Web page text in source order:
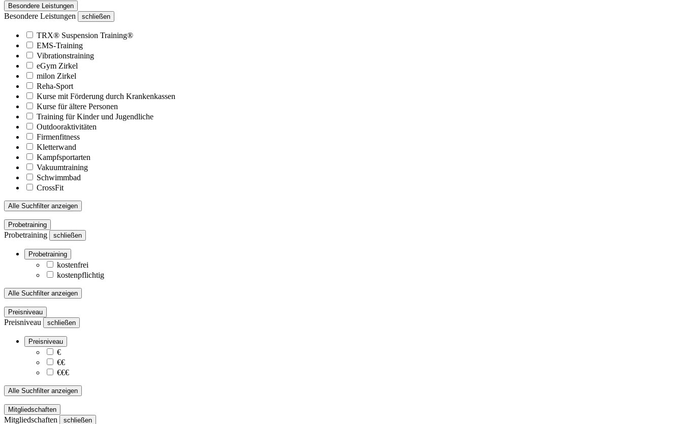
Besondere Leistungen
Besondere Leistungen schließen
TRX® Suspension Training®
EMS-Training
Vibrationstraining
eGym Zirkel
milon Zirkel
Reha-Sport
Kurse mit Förderung durch Krankenkassen
Kurse für ältere Personen
Training für Kinder und Jugendliche
Outdooraktivitäten
Firmenfitness
Kletterwand
Kampfsportarten
Vakuumtraining
Schwimmbad
CrossFit
Alle Suchfilter anzeigen
Probetraining
Probetraining schließen
Probetraining
kostenfrei
kostenpflichtig
Alle Suchfilter anzeigen
Preisniveau
Preisniveau schließen
Preisniveau
€
€€
€€€
Alle Suchfilter anzeigen
Mitgliedschaften
Mitgliedschaften schließen